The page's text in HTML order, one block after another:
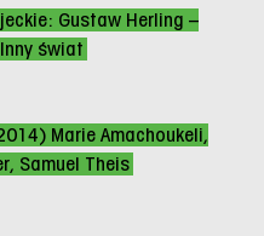
Gustaw Herling –
świat
Marie Amachoukeli,
Samuel Theis